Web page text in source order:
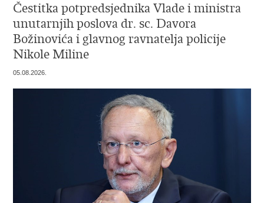
Čestitka potpredsjednika Vlade i ministra
unutarnjih poslova dr. sc. Davora
Božinovića i glavnog ravnatelja policije
Nikole Miline
05.08.2026.